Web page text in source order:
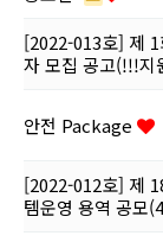
[2022-013호] 제
자 모집 공고(!!!지
안전 Package
[2022-012호] 제
템운영 용역 공모